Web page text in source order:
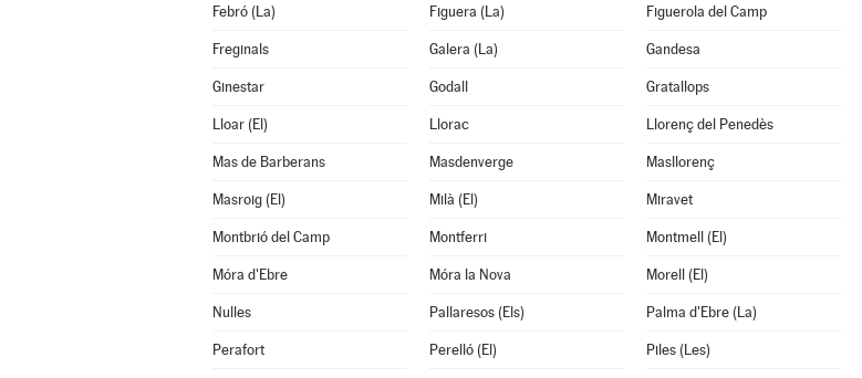
Febró (La) Figuera (La) Figuerola del Camp
Freginals Galera (La) Gandesa
Ginestar Godall Gratallops
Lloar (El) Llorac Llorenç del Penedès
Mas de Barberans Masdenverge Masllorenç
Masroig (El) Milà (El) Miravet
Montbrió del Camp Montferri Montmell (El)
Móra d'Ebre Móra la Nova Morell (El)
Nulles Pallaresos (Els) Palma d'Ebre (La)
Perafort Perelló (El) Piles (Les)